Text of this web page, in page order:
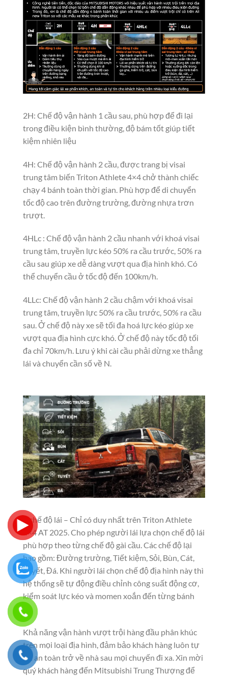
2H: Chế độ vận hành 1 cầu sau, phù hợp để đi lại
trong điều kiện bình thường, độ bám tốt giúp tiết
kiệm nhiên liệu
4H: Chế độ vận hành 2 cầu, được trang bị visai
trung tâm biến Triton Athlete 4×4 chở thành chiếc
chạy 4 bánh toàn thời gian. Phù hợp để di chuyển
tốc độ cao trên đường trường, đường nhựa trơn
trượt.
4HLc : Chế độ vận hành 2 cầu nhanh với khoá visai
trung tâm, truyền lực kéo 50% ra cầu trước, 50% ra
cầu sau giúp xe dễ dàng vượt qua địa hình khó. Có
thể chuyển cầu ở tốc độ đến 100km/h.
4LLc: Chế độ vận hành 2 cầu chậm với khoá visai
trung tâm, truyền lực 50% ra cầu trước, 50% ra cầu
sau. Ở chế độ này xe sẽ tối đa hoá lực kéo giúp xe
vượt qua địa hình cực khó. Ở chế độ này tốc độ tối
đa chỉ 70km/h. Lưu ý khi cài cầu phải dừng xe thẳng
lái và chuyển cần số về N.
7 chế độ lái – Chỉ có duy nhất trên Triton Athlete
4×4 AT 2025. Cho phép người lái lựa chọn chế độ lái
phù hợp theo từng chế độ gài cầu. Các chế độ lại
bao gồm: Đường trường, Tiết kiệm, Sỏi, Bùn, Cát,
Tuyết, Đá. Khi người lái chọn chế độ địa hình này thì
hệ thống sẽ tự động điều chỉnh công suất động cơ,
kiểm soát lực kéo và momen xoắn đến từng bánh
xe.
Khả năng vận hành vượt trội hàng đầu phân khúc
trên mọi loại địa hình, đảm bảo khách hàng luôn tự
tin an toàn trở về nhà sau mọi chuyến đi xa. Xin mời
quý khách hàng đến Mitsubishi Trung Thượng để